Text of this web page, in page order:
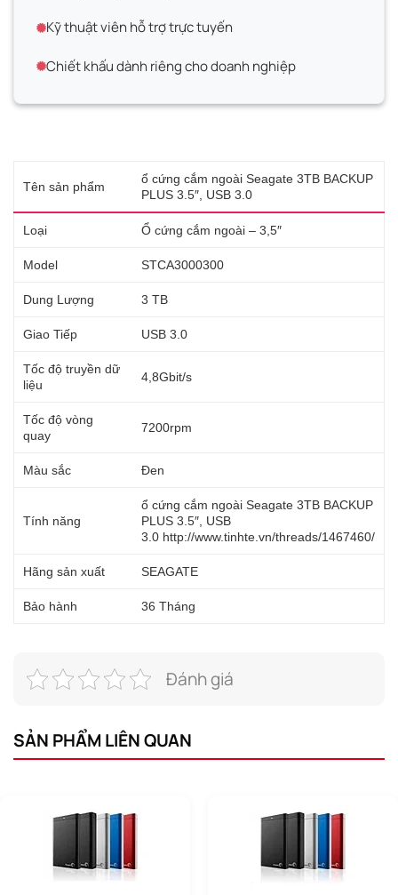
Kỹ thuật viên hỗ trợ trực tuyến
Chiết khấu dành riêng cho doanh nghiệp
Tên sản phẩm
ổ cứng cắm ngoài Seagate 3TB BACKUP
PLUS 3.5″, USB 3.0
Loại Ổ cứng cắm ngoài – 3,5″
Model STCA3000300
Dung Lượng 3 TB
Giao Tiếp USB 3.0
Tốc độ truyền dữ
liệu
4,8Gbit/s
Tốc độ vòng
quay
7200rpm
Màu sắc Đen
Tính năng
ổ cứng cắm ngoài Seagate 3TB BACKUP
PLUS 3.5″, USB
3.0 http://www.tinhte.vn/threads/1467460/
Hãng sản xuất SEAGATE
Bảo hành 36 Tháng
Đánh giá
SẢN PHẨM LIÊN QUAN